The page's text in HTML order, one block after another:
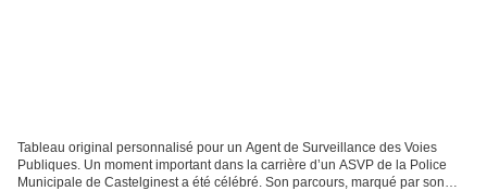
Tableau original personnalisé pour un Agent de Surveillance des Voies
Publiques. Un moment important dans la carrière d’un ASVP de la Police
Municipale de Castelginest a été célébré. Son parcours, marqué par son